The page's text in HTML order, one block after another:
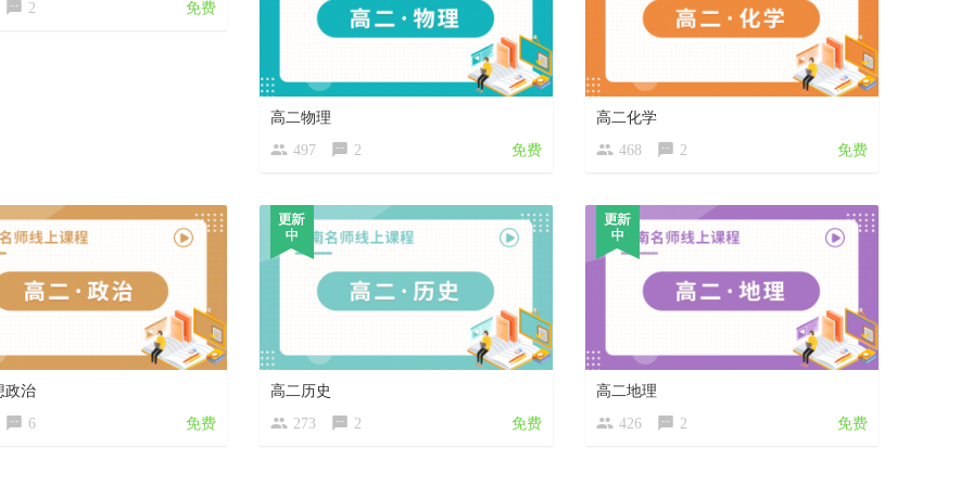
2 免费
高二物理
497
2 免费
高二化学
468
2 免费
政治
6
免费
高二历史
273
2 免费
高二地理
426
2 免费